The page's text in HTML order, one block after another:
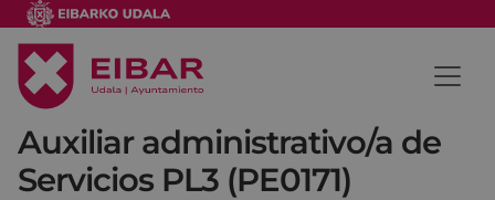
Auxiliar administrativo/a de
Servicios PL3 (PE0171)